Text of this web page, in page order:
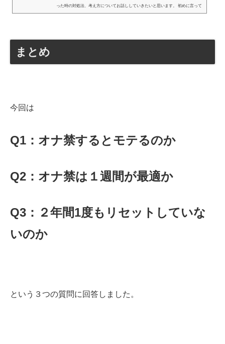
った時の対処法、考え方についてお話ししていきたいと思います。 初めに言って
おくとオナ禁を初めてすぐ１ヶ月や半年、1年続けることなんて絶対にできませ
す。おそらく皆さんもリセットしてしま...
まとめ
今回は
Q1：オナ禁するとモテるのか
Q2：オナ禁は１週間が最適か
Q3：２年間1度もリセットしていな
いのか
という３つの質問に回答しました。